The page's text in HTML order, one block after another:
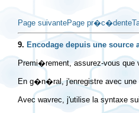
Page suivantePage pr�c�dente
9. Encodage depuis une source
Premi�rement, assurez-vous
En g�n�ral, j'enregistre avec
Avec wavrec, j'utilise la syntaxe